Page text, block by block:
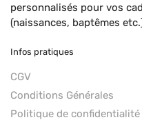
personnalisés pour vos
(naissances, baptêmes
Infos pratiques
CGV
Conditions Générales
Politique de confidentialité